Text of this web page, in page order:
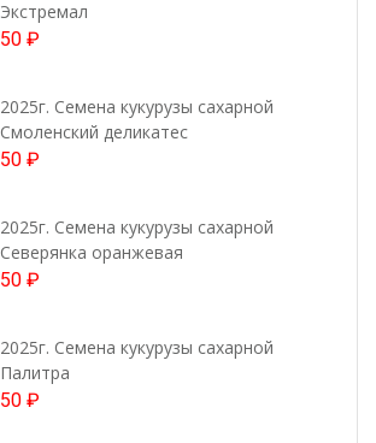
Экстремал
50 ₽
2025г. Семена кукурузы сахарной
Смоленский деликатес
50 ₽
2025г. Семена кукурузы сахарной
Северянка оранжевая
50 ₽
2025г. Семена кукурузы сахарной
Палитра
50 ₽